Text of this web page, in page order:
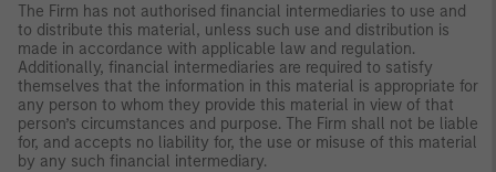
The Firm has not authorised financial intermediaries to use and
to distribute this material, unless such use and distribution is
made in accordance with applicable law and regulation.
Additionally, financial intermediaries are required to satisfy
themselves that the information in this material is appropriate for
any person to whom they provide this material in view of that
person’s circumstances and purpose. The Firm shall not be liable
for, and accepts no liability for, the use or misuse of this material
by any such financial intermediary.